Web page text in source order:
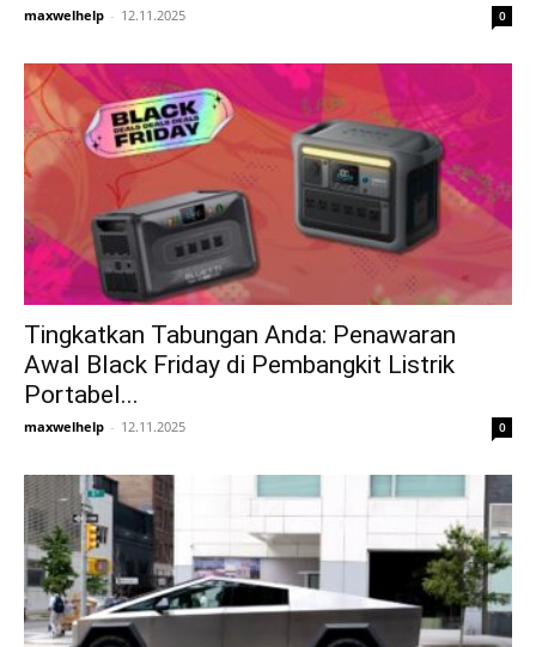
maxwelhelp - 12.11.2025 0
Tingkatkan Tabungan Anda: Penawaran
Awal Black Friday di Pembangkit Listrik
Portabel...
maxwelhelp - 12.11.2025 0